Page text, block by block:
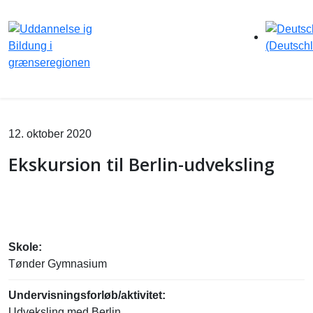
12. oktober 2020
Ekskursion til Berlin-udveksling
Skole:
Tønder Gymnasium
Undervisningsforløb/aktivitet: